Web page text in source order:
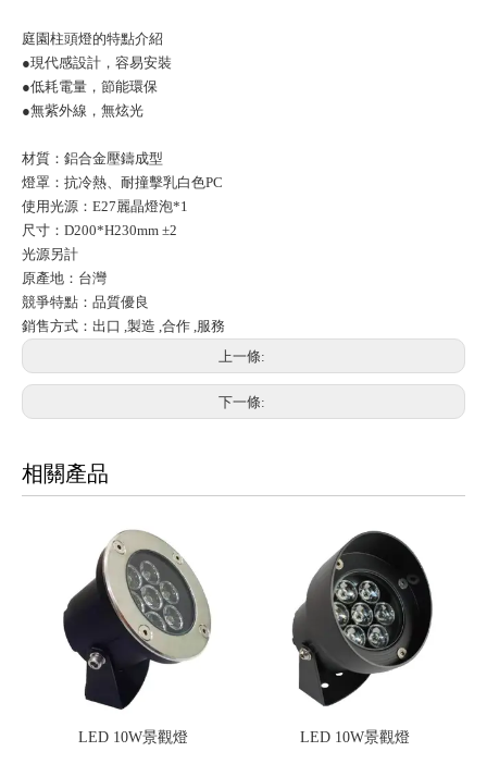
庭園柱頭燈的特點介紹
●現代感設計，容易安裝
●低耗電量，節能環保
●無紫外線，無炫光
材質：鋁合金壓鑄成型
燈罩：抗冷熱、耐撞擊乳白色PC
使用光源：E27麗晶燈泡*1
尺寸：D200*H230mm ±2
光源另計
原產地：台灣
競爭特點：品質優良
銷售方式：出口 ,製造 ,合作 ,服務
上一條:
下一條:
相關產品
LED 10W景觀燈 LED 10W景觀燈